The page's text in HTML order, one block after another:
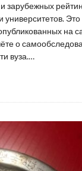
зарубежных
университетов.
на
о
вуза.…